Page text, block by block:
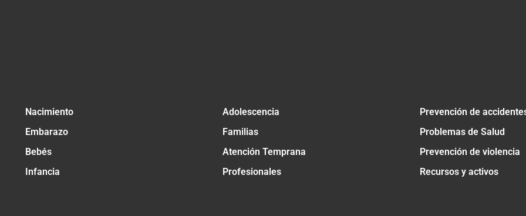
Nacimiento
Embarazo
Bebés
Infancia
Adolescencia
Familias
Atención Temprana
Profesionales
Prevención de
Problemas de Salud
Prevención de violencia
Recursos y activos